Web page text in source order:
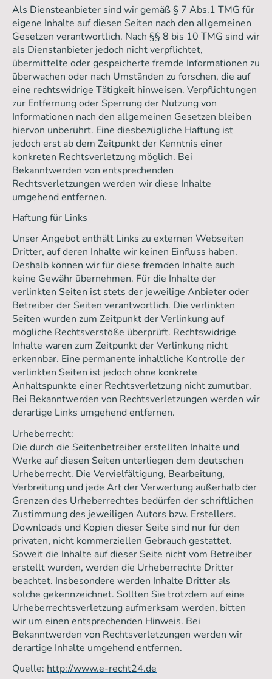
Als Diensteanbieter sind wir gemäß § 7 Abs.1 TMG für
eigene Inhalte auf diesen Seiten nach den allgemeinen
Gesetzen verantwortlich. Nach §§ 8 bis 10 TMG sind wir
als Dienstanbieter jedoch nicht verpflichtet,
übermittelte oder gespeicherte fremde Informationen zu
überwachen oder nach Umständen zu forschen, die auf
eine rechtswidrige Tätigkeit hinweisen. Verpflichtungen
zur Entfernung oder Sperrung der Nutzung von
Informationen nach den allgemeinen Gesetzen bleiben
hiervon unberührt. Eine diesbezügliche Haftung ist
jedoch erst ab dem Zeitpunkt der Kenntnis einer
konkreten Rechtsverletzung möglich. Bei
Bekanntwerden von entsprechenden
Rechtsverletzungen werden wir diese Inhalte
umgehend entfernen.
Haftung für Links
Unser Angebot enthält Links zu externen Webseiten
Dritter, auf deren Inhalte wir keinen Einfluss haben.
Deshalb können wir für diese fremden Inhalte auch
keine Gewähr übernehmen. Für die Inhalte der
verlinkten Seiten ist stets der jeweilige Anbieter oder
Betreiber der Seiten verantwortlich. Die verlinkten
Seiten wurden zum Zeitpunkt der Verlinkung auf
mögliche Rechtsverstöße überprüft. Rechtswidrige
Inhalte waren zum Zeitpunkt der Verlinkung nicht
erkennbar. Eine permanente inhaltliche Kontrolle der
verlinkten Seiten ist jedoch ohne konkrete
Anhaltspunkte einer Rechtsverletzung nicht zumutbar.
Bei Bekanntwerden von Rechtsverletzungen werden wir
derartige Links umgehend entfernen.
Urheberrecht:
Die durch die Seitenbetreiber erstellten Inhalte und
Werke auf diesen Seiten unterliegen dem deutschen
Urheberrecht. Die Vervielfältigung, Bearbeitung,
Verbreitung und jede Art der Verwertung außerhalb der
Grenzen des Urheberrechtes bedürfen der schriftlichen
Zustimmung des jeweiligen Autors bzw. Erstellers.
Downloads und Kopien dieser Seite sind nur für den
privaten, nicht kommerziellen Gebrauch gestattet.
Soweit die Inhalte auf dieser Seite nicht vom Betreiber
erstellt wurden, werden die Urheberrechte Dritter
beachtet. Insbesondere werden Inhalte Dritter als
solche gekennzeichnet. Sollten Sie trotzdem auf eine
Urheberrechtsverletzung aufmerksam werden, bitten
wir um einen entsprechenden Hinweis. Bei
Bekanntwerden von Rechtsverletzungen werden wir
derartige Inhalte umgehend entfernen.
Quelle: http://www.e-recht24.de